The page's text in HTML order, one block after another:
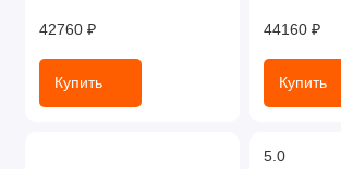
42760 ₽
Купить
44160 ₽
Купить
5.0